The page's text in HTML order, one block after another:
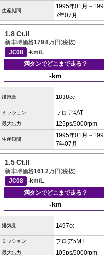
生産期間
1995年01月～199
7年07月
1.8 Ct.II
新車時価格179.8万円(税抜)
JC08
-km/L
満タンでどこまで走る？
-km
排気量 1838cc
ミッション フロア4AT
最大出力 125ps/6000rpm
生産期間
1995年01月～199
7年07月
1.5 Ct.II
新車時価格161.2万円(税抜)
JC08
-km/L
満タンでどこまで走る？
-km
排気量 1497cc
ミッション フロア5MT
最大出力 105ps/6000rpm